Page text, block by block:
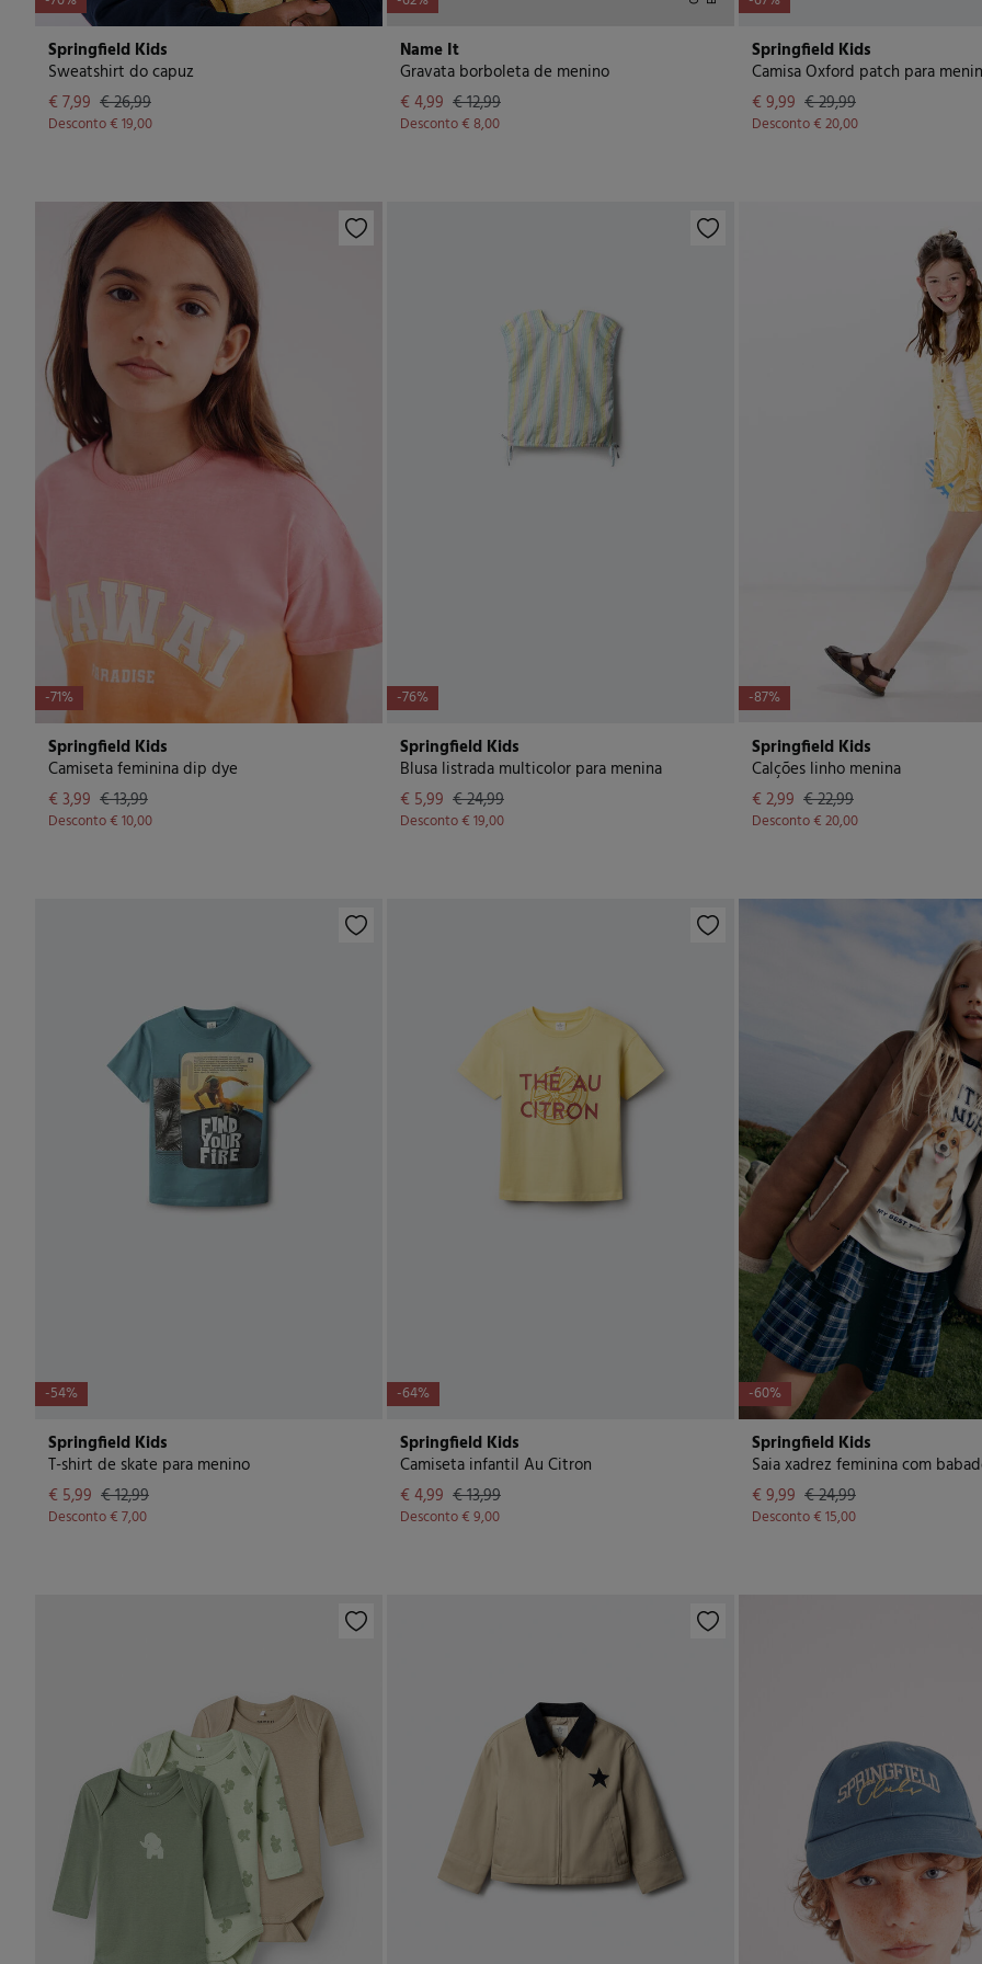
Springfield Kids
Sweatshirt do capuz
€ 7,99 € 26,99
Desconto€ 19,00
Name It
Gravata borboleta de menino
€ 4,99 € 12,99
Desconto€ 8,00
Springfield Kids
Camisa Oxford patch para
€ 9,99 € 29,99
Desconto€ 20,00
-71%
Springfield Kids
Camiseta feminina dip dye
€ 3,99 € 13,99
Desconto€ 10,00
-76%
Springfield Kids
Blusa listrada multicolor para menina
€ 5,99 € 24,99
Desconto€ 19,00
-87%
Springfield Kids
Calções linho menina
€ 2,99 € 22,99
Desconto€ 20,00
-54%
Springfield Kids
T-shirt de skate para menino
€ 5,99 € 12,99
Desconto€ 7,00
-64%
Springfield Kids
Camiseta infantil Au Citron
€ 4,99 € 13,99
Desconto€ 9,00
-60%
Springfield Kids
Saia xadrez feminina com
€ 9,99 € 24,99
Desconto€ 15,00